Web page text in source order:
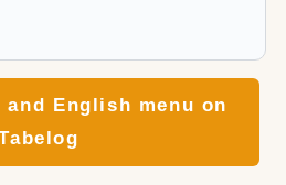
and English menu on